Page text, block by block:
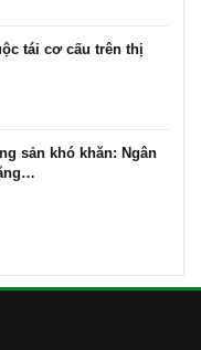
tái cơ cấu trên thị
sản khó khăn: Ngân